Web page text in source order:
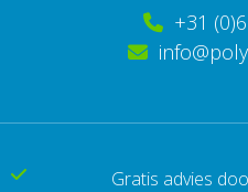
+31
Gratis advies